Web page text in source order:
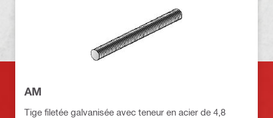
AM
Tige filetée galvanisée avec teneur en acier de 4,8